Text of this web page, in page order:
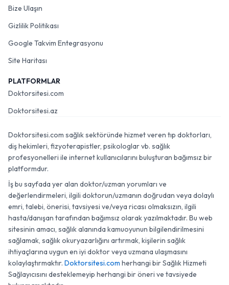
Bize Ulaşın
Gizlilik Politikası
Google Takvim Entegrasyonu
Site Haritası
PLATFORMLAR
Doktorsitesi.com
Doktorsitesi.az
Doktorsitesi.com sağlık sektöründe hizmet veren tıp doktorları,
diş hekimleri, fizyoterapistler, psikologlar vb. sağlık
profesyonelleri ile internet kullanıcılarını buluşturan bağımsız bir
platformdur.
İş bu sayfada yer alan doktor/uzman yorumları ve
değerlendirmeleri, ilgili doktorun/uzmanın doğrudan veya dolaylı
emri, talebi, önerisi, tavsiyesi ve/veya ricası olmaksızın, ilgili
hasta/danışan tarafından bağımsız olarak yazılmaktadır. Bu web
sitesinin amacı, sağlık alanında kamuoyunun bilgilendirilmesini
sağlamak, sağlık okuryazarlığını artırmak, kişilerin sağlık
ihtiyaçlarına uygun en iyi doktor veya uzmana ulaşmasını
kolaylaştırmaktır. Doktorsitesi.com herhangi bir Sağlık Hizmeti
Sağlayıcısını desteklemeyip herhangi bir öneri ve tavsiyede